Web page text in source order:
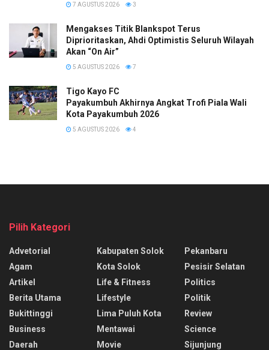
7 AGUSTUS 2026 3
Mengakses Titik Blankspot Terus
Diprioritaskan, Ahdi Optimistis Seluruh Wilayah
Akan “On Air”
5 AGUSTUS 2026 7
Tigo Kayo FC
Payakumbuh Akhirnya Angkat Trofi Piala Wali
Kota Payakumbuh 2026
5 AGUSTUS 2026 4
Pilih Kategori
Advetorial
Agam
Artikel
Berita Utama
Bukittinggi
Business
Daerah
Kabupaten Solok
Kota Solok
Life & Fitness
Lifestyle
Lima Puluh Kota
Mentawai
Movie
Pekanbaru
Pesisir Selatan
Politics
Politik
Review
Science
Sijunjung